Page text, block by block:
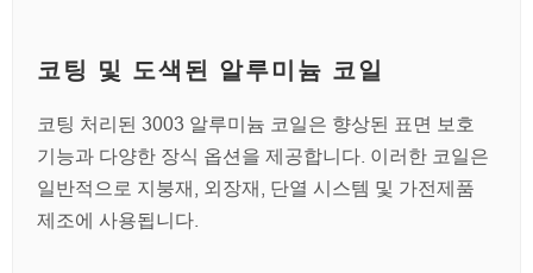
코팅 및 도색된 알루미늄 코일
코팅 처리된 3003 알루미늄 코일은 향상된 표면 보호
기능과 다양한 장식 옵션을 제공합니다. 이러한 코일은
일반적으로 지붕재, 외장재, 단열 시스템 및 가전제품
제조에 사용됩니다.